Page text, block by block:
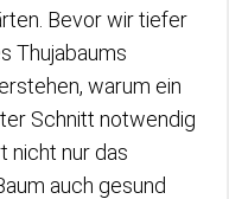
Bevor wir tiefer
Thujabaums
warum ein
Schnitt notwendig
nicht nur das
auch gesund